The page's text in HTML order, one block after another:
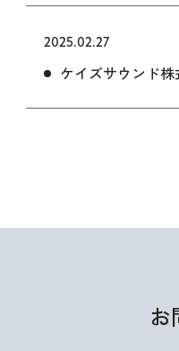
2025.02.27
ケイズサウンド